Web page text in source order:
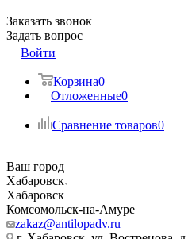
Заказать звонок
Задать вопрос
Войти
Корзина0
Отложенные0
Сравнение товаров0
Ваш город
Хабаровск
Хабаровск
Комсомольск-на-Амуре
zakaz@antilopadv.ru